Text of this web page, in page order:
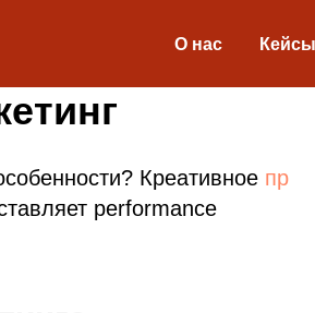
О нас Кейсы
Креативное пр
performance